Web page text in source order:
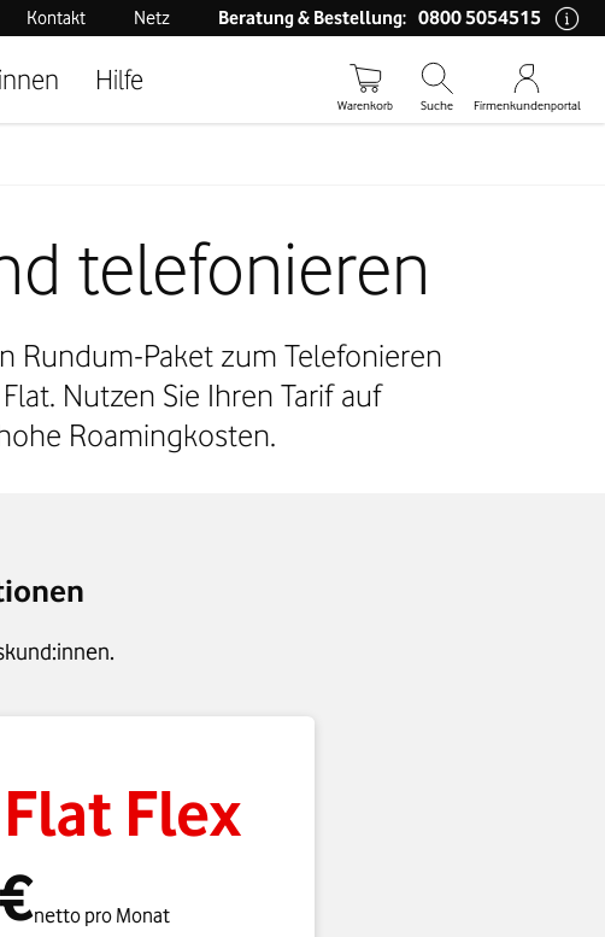
Hilfe
Warenkorb Suche Firmenkundenportal
Kontakt Netz Beratung & Bestellung: 0800 5054515
telefonieren
Rundum-Paket zum Telefonieren
Nutzen Sie Ihren Tarif auf
Roamingkosten.
Flex
netto pro Monat